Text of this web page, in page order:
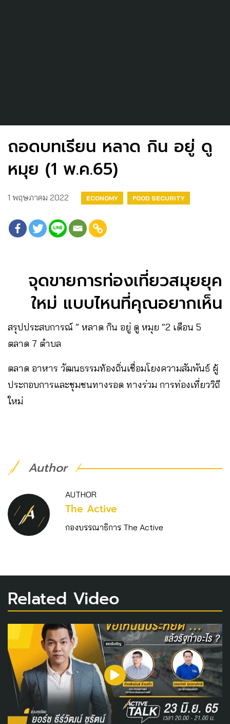
ถอดบทเรียน หลาด กิน อยู่ ดู
หมุย (1 พ.ค.65)
1 พฤษภาคม 2022 ECONOMY FOOD SECURITY
จุดขายการท่องเที่ยวสมุยยุค
ใหม่ แบบไหนที่คุณอยากเห็น
สรุปประสบการณ์ ” หลาด กิน อยู่ ดู หมุย “2 เดือน 5
ตลาด 7 ตำบล
ตลาด อาหาร วัฒนธรรมท้องถิ่นเชื่อมโยงความสัมพันธ์ ผู้
ประกอบการและชุมชนทางรอด ทางร่วม การท่องเที่ยววิถี
ใหม่
Author
AUTHOR
The Active
กองบรรณาธิการ The Active
Related Video